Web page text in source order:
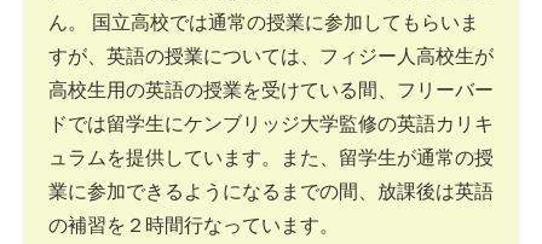
ん。 国立高校では通常の授業に参加してもらいま
すが、英語の授業については、フィジー人高校生が
高校生用の英語の授業を受けている間、フリーバー
ドでは留学生にケンブリッジ大学監修の英語カリキ
ュラムを提供しています。また、留学生が通常の授
業に参加できるようになるまでの間、放課後は英語
の補習を２時間行なっています。